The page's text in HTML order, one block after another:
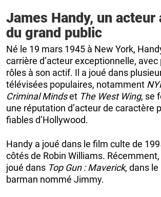
James Handy, un acteur
du grand public
Né le 19 mars 1945 à New York,
carrière d’acteur exceptionnelle, avec
rôles à son actif. Il a joué dans
télévisées populaires, notamment
Criminal Mindset The West Wing, se
une réputation d’acteur de caractère
fiables d’Hollywood.
Handy a joué dans le film culte de
côtés de Robin Williams.
joué dans Top Gun : Maverick, dans le
barman nommé Jimmy.